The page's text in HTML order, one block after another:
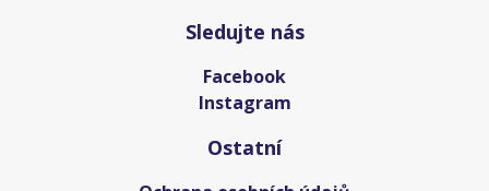
Sledujte nás
Facebook
Instagram
Ostatní